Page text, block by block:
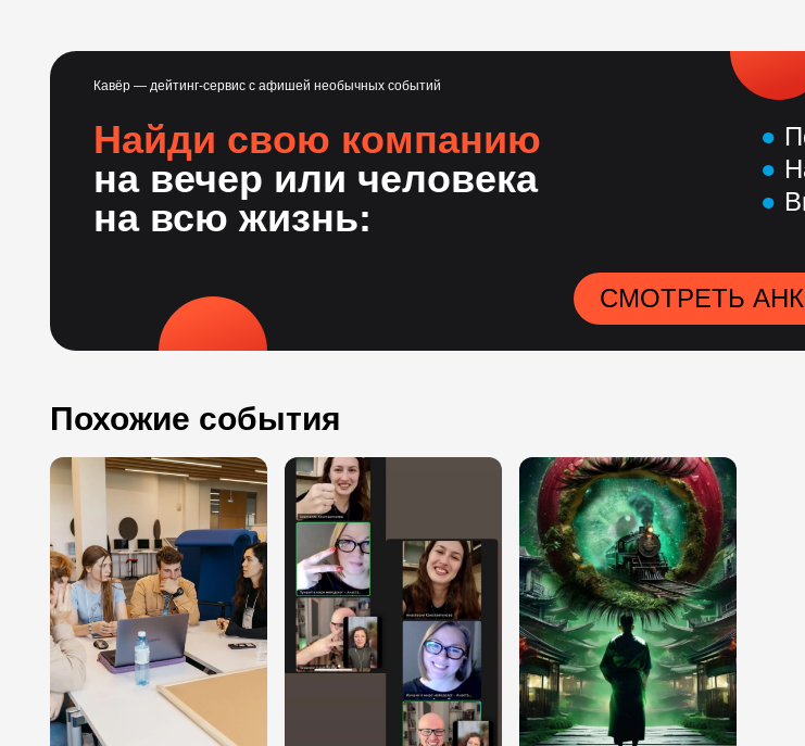
Кавёр — дейтинг-сервис с афишей необычных событий
Найди свою компанию
на вечер или человека
на всю жизнь:
●
●
●
СМОТРЕТЬ
Похожие события